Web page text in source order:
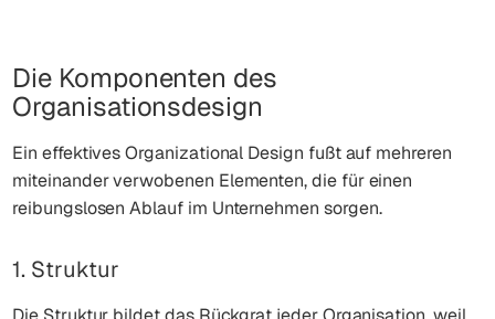
Die Komponenten des
Organisationsdesign
Ein effektives Organizational Design fußt auf mehreren
miteinander verwobenen Elementen, die für einen
reibungslosen Ablauf im Unternehmen sorgen.
1. Struktur